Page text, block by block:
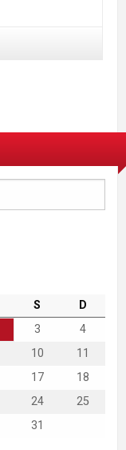
S
D
3
4
10
11
17
18
24
25
31